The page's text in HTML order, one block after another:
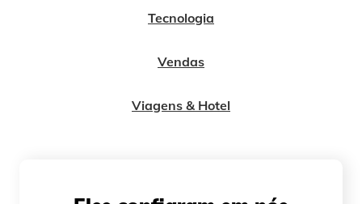
Tecnologia
Vendas
Viagens & Hotel